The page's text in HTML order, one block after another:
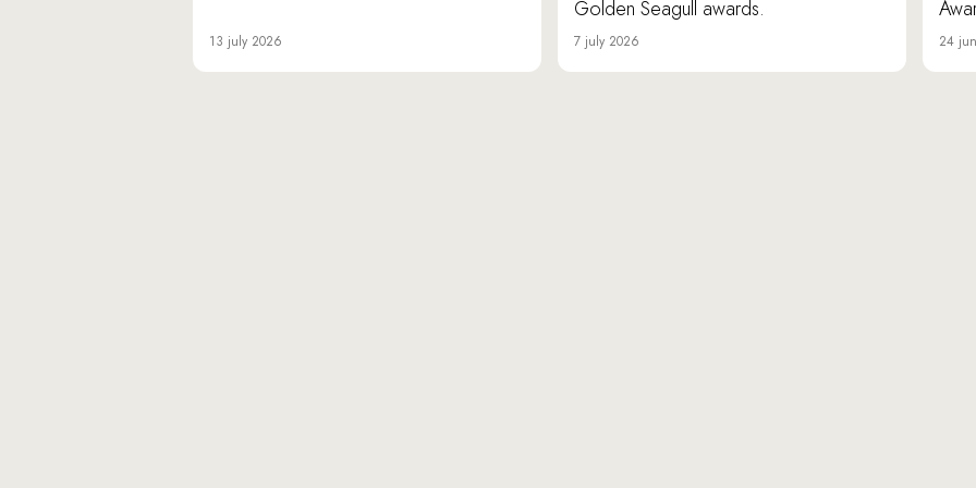
13 july 2026
Golden Seagull awards.
7 july 2026 24